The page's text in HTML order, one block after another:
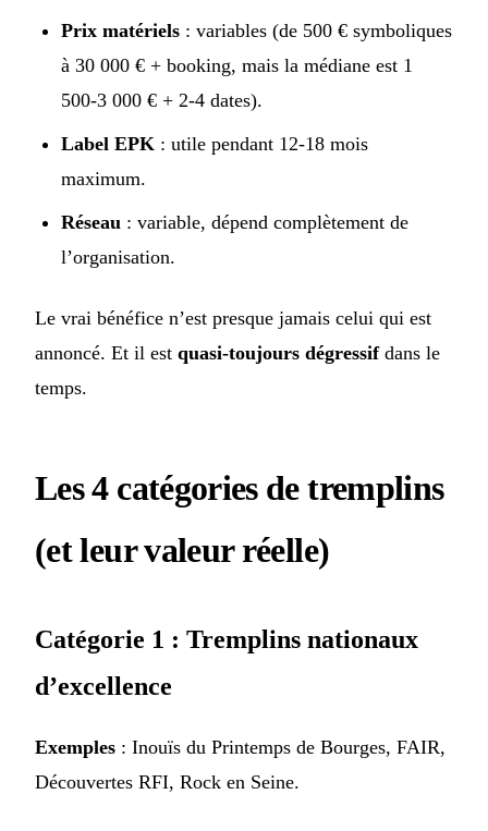
Prix matériels : variables (de 500 € symboliques
à 30 000 € + booking, mais la médiane est 1
500-3 000 € + 2-4 dates).
Label EPK : utile pendant 12-18 mois
maximum.
Réseau : variable, dépend complètement de
l’organisation.
Le vrai bénéfice n’est presque jamais celui qui est
annoncé. Et il est quasi-toujours dégressifdans le
temps.
Les 4 catégories de tremplins
(et leur valeur réelle)
Catégorie 1 : Tremplins nationaux
d’excellence
Exemples : Inouïs du Printemps de Bourges, FAIR,
Découvertes RFI, Rock en Seine.